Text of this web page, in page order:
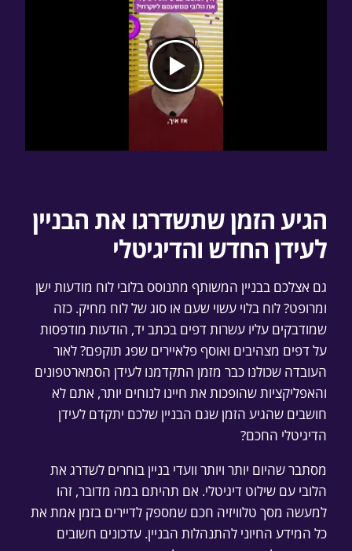
הגיע הזמן שתשדרגו את הבניין
לעידן החדש והדיגיטלי
גם אצלכם בבניין המשותף מתנוסס בלובי לוח מודעות ישן
ומרופט? לוח בלוי עשוי שעם או סוג של לוח מחיק. כזה
שמודבקים עליו עשרות דפים בכתב יד, הודעות מודפסות
על דפים מצהיבים ואוסף פלאיירים שפג תוקפם? לאור
העובדה שכולנו כבר מזמן התקדמנו לעידן הסמארטפונים
והאפליקציות שהופכות את חיינו לנוחים יותר, אתם לא
חושבים שהגיע הזמן שגם הבניין שלכם יתקדם לעידן
הדיגיטלי החכם?
מסתבר שהיום יותר ויותר וועדי בניין בוחרים לשדרג את
הלובי עם שילוט דיגיטלי. אם תהיתם במה מדובר, זהו
למעשה מסך טלוויזיה חכם שמספק לדיירים בזמן אמת את
כל המידע החיוני להתנהלות הבניין. עדכונים חשובים